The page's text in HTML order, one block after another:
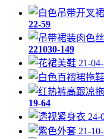
22-59
221030-149
19-64